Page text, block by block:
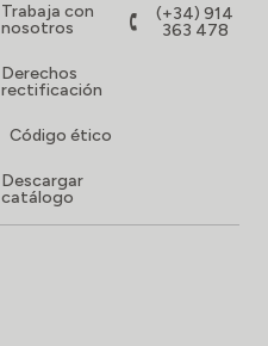
Trabaja con
nosotros
Derechos
rectificación
Código ético
Descargar
catálogo
(+34) 914
363 478